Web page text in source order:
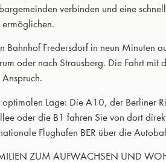
verbinden und eine
Bahnhof Fredersdorf in neun Minuten
oder nach Strausberg. Die Fahrt mit
Lage: Die A10, der Berliner
oder die B1 fahren Sie von dort
Flughafen BER über die
ZUM AUFWACHSEN UND